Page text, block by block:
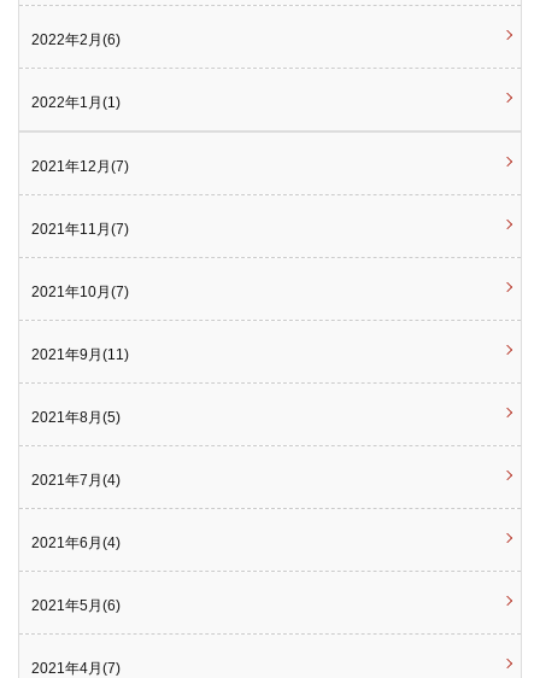
2022年2月(6)
2022年1月(1)
2021年12月(7)
2021年11月(7)
2021年10月(7)
2021年9月(11)
2021年8月(5)
2021年7月(4)
2021年6月(4)
2021年5月(6)
2021年4月(7)